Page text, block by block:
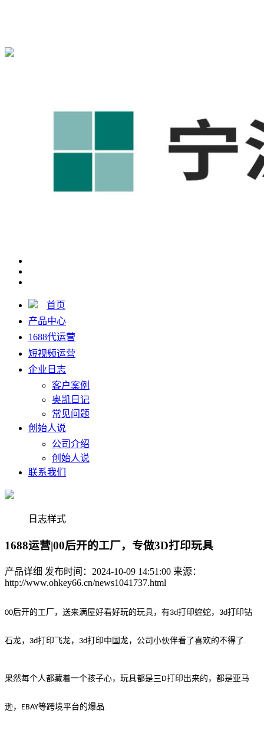
首页
产品中心
1688代运营
短视频运营
企业日志
客户案例
奥凯日记
常见问题
创始人说
公司介绍
创始人说
联系我们
日志样式
1688运营|00后开的工厂，专做3D打印玩具
产品详细 发布时间：2024-10-09 14:51:00 来源：
http://www.ohkey66.cn/news1041737.html
00后开的工厂，送来满屋好看好玩的玩具，有3d打印蝰蛇， 3d打印钻
石龙， 3d打印飞龙， 3d打印中国龙，公司小伙伴看了喜欢的不得了.
果然每个人都藏着一个孩子心，玩具都是三 D打印出来的，都是亚马
逊， EBAY等跨境平台的爆品.